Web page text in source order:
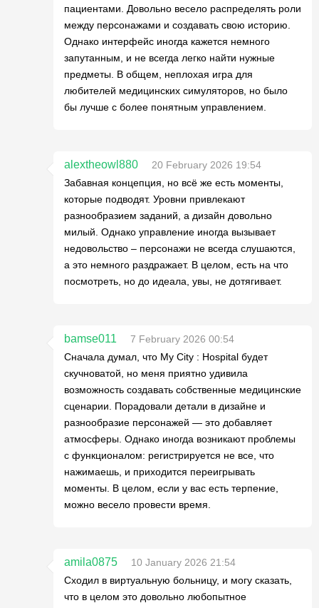
пациентами. Довольно весело распределять роли
между персонажами и создавать свою историю.
Однако интерфейс иногда кажется немного
запутанным, и не всегда легко найти нужные
предметы. В общем, неплохая игра для
любителей медицинских симуляторов, но было
бы лучше с более понятным управлением.
alextheowl880
20 February 2026 19:54
Забавная концепция, но всё же есть моменты,
которые подводят. Уровни привлекают
разнообразием заданий, а дизайн довольно
милый. Однако управление иногда вызывает
недовольство – персонажи не всегда слушаются,
а это немного раздражает. В целом, есть на что
посмотреть, но до идеала, увы, не дотягивает.
bamse011
7 February 2026 00:54
Сначала думал, что My City : Hospital будет
скучноватой, но меня приятно удивила
возможность создавать собственные медицинские
сценарии. Порадовали детали в дизайне и
разнообразие персонажей — это добавляет
атмосферы. Однако иногда возникают проблемы
с функционалом: регистрируется не все, что
нажимаешь, и приходится переигрывать
моменты. В целом, если у вас есть терпение,
можно весело провести время.
amila0875
10 January 2026 21:54
Сходил в виртуальную больницу, и могу сказать,
что в целом это довольно любопытное